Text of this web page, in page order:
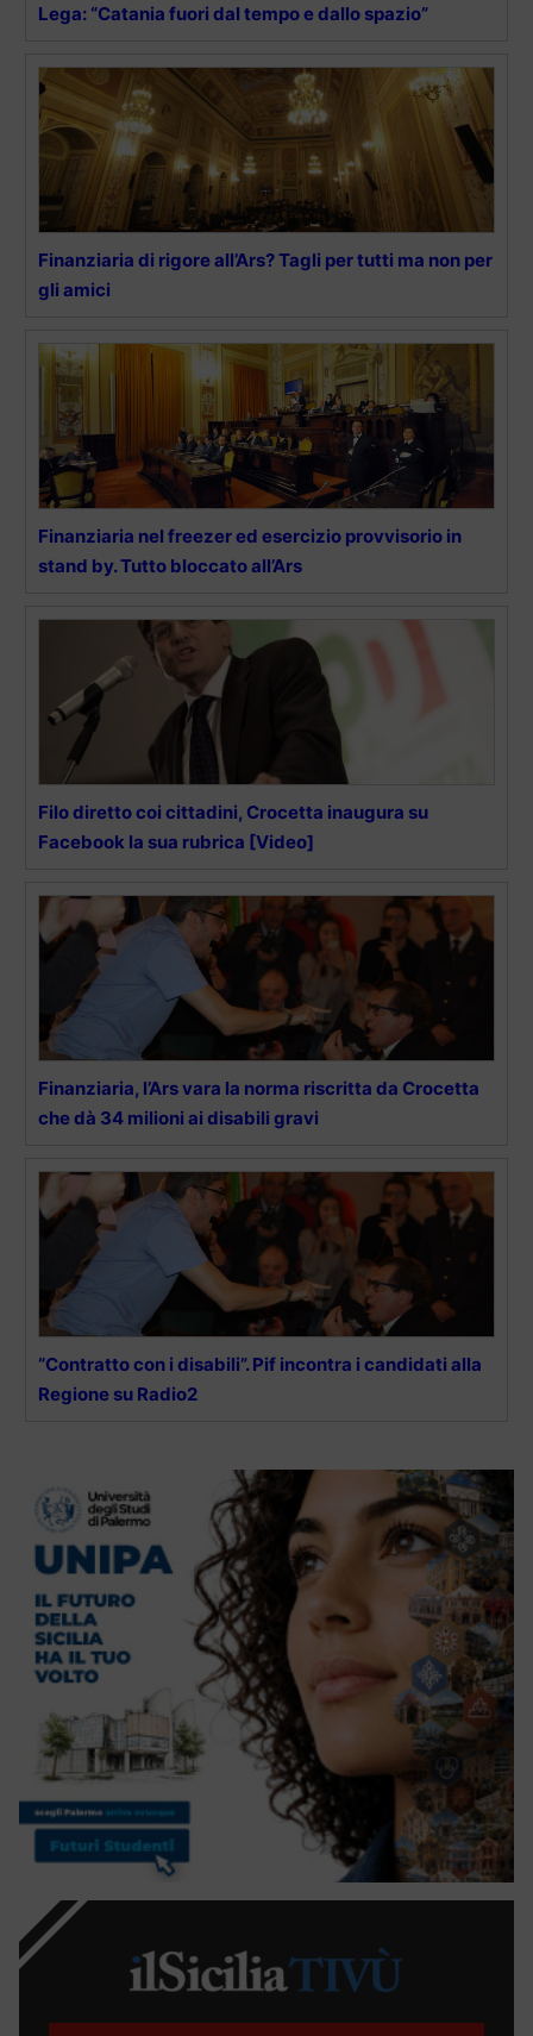
Lega: “Catania fuori dal tempo e dallo spazio”
Finanziaria di rigore all’Ars? Tagli per tutti ma non per
gli amici
Finanziaria nel freezer ed esercizio provvisorio in
stand by. Tutto bloccato all’Ars
Filo diretto coi cittadini, Crocetta inaugura su
Facebook la sua rubrica [Video]
Finanziaria, l’Ars vara la norma riscritta da Crocetta
che dà 34 milioni ai disabili gravi
“Contratto con i disabili”. Pif incontra i candidati alla
Regione su Radio2